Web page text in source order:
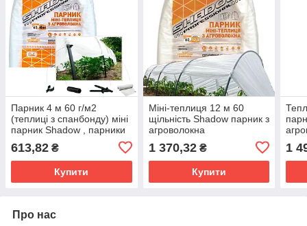
Парник 4 м 60 г/м2
(теплиці з спанбонду) міні
парник Shadow , парники
613,82 ₴
Купити
Міні-теплиця 12 м 60
щільність Shadow парник з
агроволокна
1 370,32₴
Купити
1
Про нас